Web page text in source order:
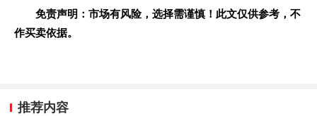
免责声明：市场有风险，选择需谨慎！此文仅供参考，不
作买卖依据。
推荐内容